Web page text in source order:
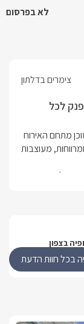
לא בפרסום
צימרים בדלתון
לכל
בכל אחת מהסוויטות תיהנו מחלל פנים מרווח ומעוצב במרכזו
בצפון
בכל חוות הדעת